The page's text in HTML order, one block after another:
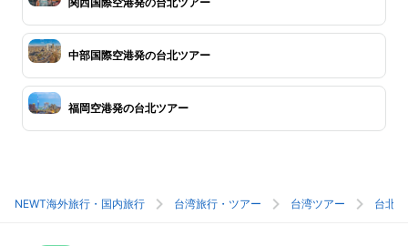
中部国際空港発の台北ツアー
福岡空港発の台北ツアー
NEWT海外旅行・国内旅行 台湾旅行・ツアー 台湾ツアー 台北